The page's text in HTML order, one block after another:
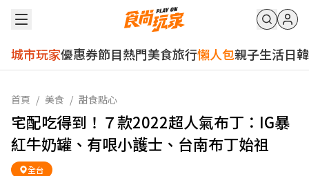
城市玩家優惠券節目熱門美食旅行懶人包親子生活日韓
首頁 / 美食 / 甜食點心
宅配吃得到！７款2022超人氣布丁：IG暴
紅牛奶罐、有哏小護士、台南布丁始祖
全台